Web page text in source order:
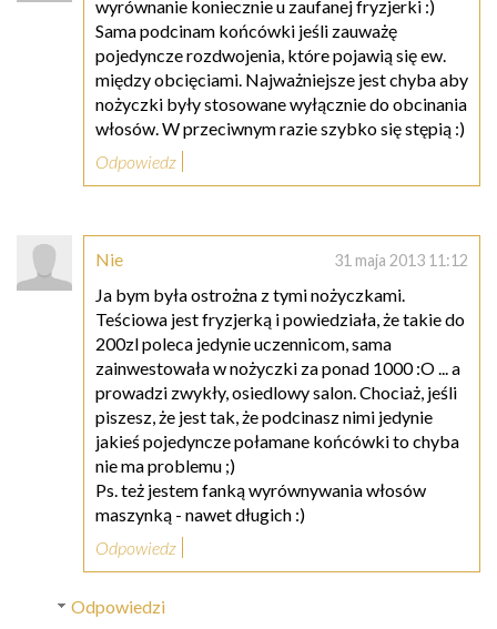
wyrównanie koniecznie u zaufanej fryzjerki :)
Sama podcinam końcówki jeśli zauważę
pojedyncze rozdwojenia, które pojawią się ew.
między obcięciami. Najważniejsze jest chyba aby
nożyczki były stosowane wyłącznie do obcinania
włosów. W przeciwnym razie szybko się stępią :)
Odpowiedz
Nie 31 maja 2013 11:12
Ja bym była ostrożna z tymi nożyczkami.
Teściowa jest fryzjerką i powiedziała, że takie do
200zl poleca jedynie uczennicom, sama
zainwestowała w nożyczki za ponad 1000 :O ... a
prowadzi zwykły, osiedlowy salon. Chociaż, jeśli
piszesz, że jest tak, że podcinasz nimi jedynie
jakieś pojedyncze połamane końcówki to chyba
nie ma problemu ;)
Ps. też jestem fanką wyrównywania włosów
maszynką - nawet długich :)
Odpowiedz
Odpowiedzi